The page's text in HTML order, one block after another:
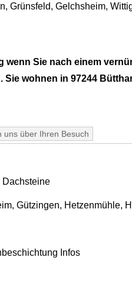
wenn Sie nach einem
wohnen in 97244
uns über Ihren Besuch